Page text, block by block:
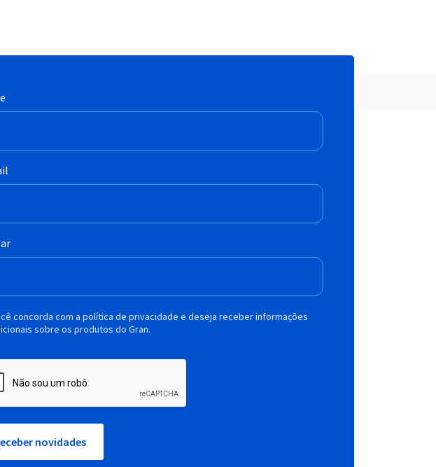
concorda com a política de privacidade e deseja receber informações
sobre os produtos do Gran.
novidades